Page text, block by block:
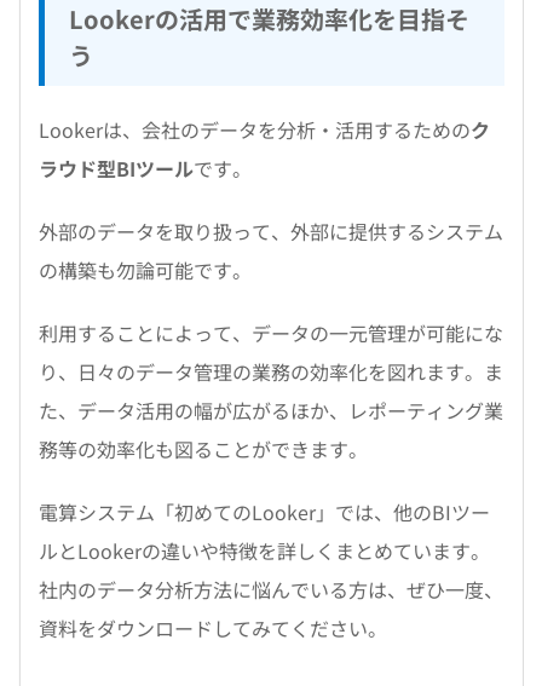
Lookerの活用で業務効率化を目指そ
う
Lookerは、会社のデータを分析・活用するためのク
ラウド型BIツールです。
外部のデータを取り扱って、外部に提供するシステム
の構築も勿論可能です。
利用することによって、データの一元管理が可能にな
り、日々のデータ管理の業務の効率化を図れます。ま
た、データ活用の幅が広がるほか、レポーティング業
務等の効率化も図ることができます。
電算システム「初めてのLooker」では、他のBIツー
ルとLookerの違いや特徴を詳しくまとめています。
社内のデータ分析方法に悩んでいる方は、ぜひ一度、
資料をダウンロードしてみてください。